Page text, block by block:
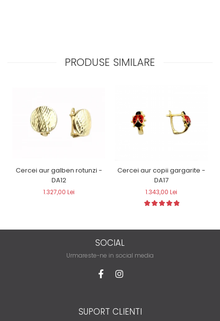
PRODUSE SIMILARE
Cercei aur galben rotunzi -
DA12
1.327,00 Lei
Cercei aur copii gargarite -
DA17
1.343,00 Lei
SOCIAL
Urmareste-ne in social media
SUPORT CLIENTI